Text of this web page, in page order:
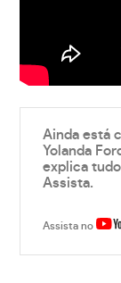
Ainda está
Yolanda
explica
Assista.
Assista no